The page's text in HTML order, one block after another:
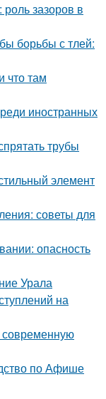
роль зазоров в
борьбы с тлей:
что там
иностранных
трубы
элемент
советы для
опасность
Урала
на
современную
по Афише